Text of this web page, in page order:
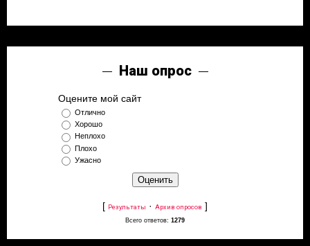
Наш опрос
Оцените мой сайт
Отлично
Хорошо
Неплохо
Плохо
Ужасно
[ Результаты · Архив опросов ]
Всего ответов: 1279